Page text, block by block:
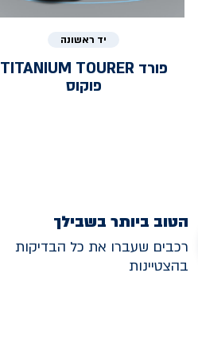
יד ראשונה
פורד TITANIUM TOURER
פוקוס
הטוב ביותר בשבילך
רכבים שעברו את כל הבדיקות
בהצטיינות